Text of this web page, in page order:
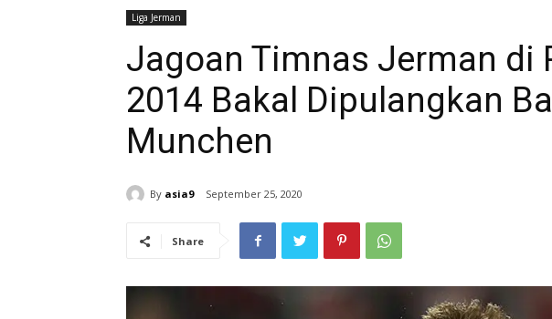
Liga Jerman
Jagoan Timnas Jerman di
2014 Bakal Dipulangkan
Munchen
By asia9 September 25, 2020
Share